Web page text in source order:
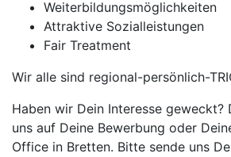
Weiterbildungsmöglichkeiten
Attraktive Sozialleistungen
Fair Treatment
Wir alle sind regional-persönlich-
Haben wir Dein Interesse geweckt?
uns auf Deine Bewerbung oder
Office in Bretten. Bitte sende uns